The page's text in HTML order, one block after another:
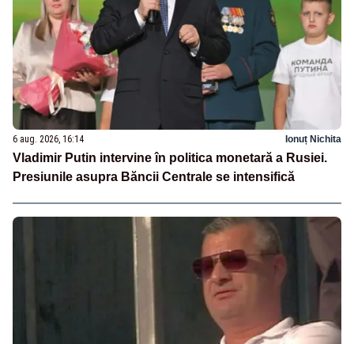
6 aug. 2026, 16:14 Ionuț Nichita
Vladimir Putin intervine în politica monetară a Rusiei.
Presiunile asupra Băncii Centrale se intensifică